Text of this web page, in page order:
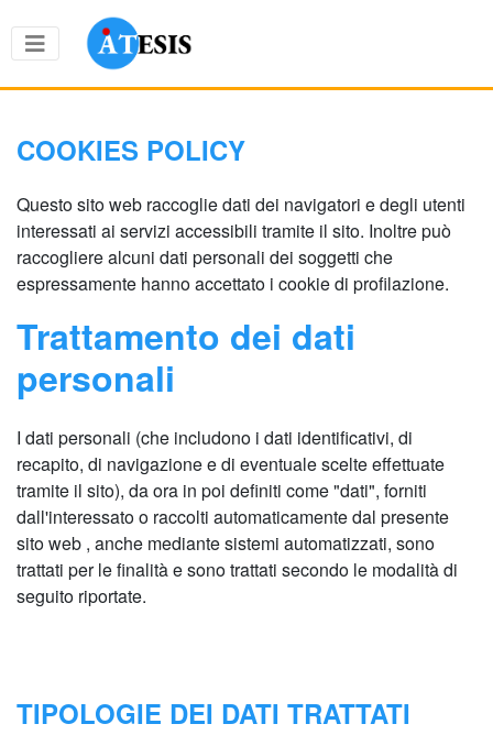
COOKIES POLICY
Questo sito web raccoglie dati dei navigatori e degli utenti
interessati ai servizi accessibili tramite il sito. Inoltre può
raccogliere alcuni dati personali dei soggetti che
espressamente hanno accettato i cookie di profilazione.
Trattamento dei dati
personali
I dati personali (che includono i dati identificativi, di
recapito, di navigazione e di eventuale scelte effettuate
tramite il sito), da ora in poi definiti come "dati", forniti
dall'interessato o raccolti automaticamente dal presente
sito web , anche mediante sistemi automatizzati, sono
trattati per le finalità e sono trattati secondo le modalità di
seguito riportate.
TIPOLOGIE DEI DATI TRATTATI